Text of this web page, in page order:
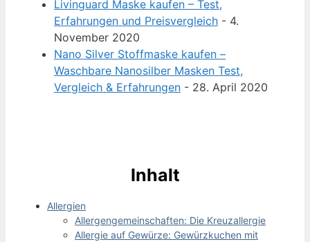
Livinguard Maske kaufen – Test,
Erfahrungen und Preisvergleich - 4.
November 2020
Nano Silver Stoffmaske kaufen –
Waschbare Nanosilber Masken Test,
Vergleich & Erfahrungen - 28. April 2020
Inhalt
Allergien
Allergengemeinschaften: Die Kreuzallergie
Allergie auf Gewürze: Gewürzkuchen mit